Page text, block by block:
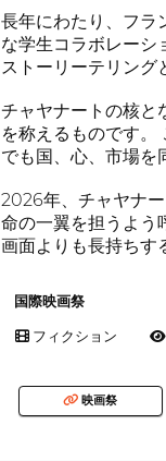
長年にわたり、フラ
な学生コラボレーシ
ストーリーテリング
チャヤナートの核と
を称えるものです。
でも国、心、市場を
2026年、チャヤナ
命の一翼を担うよう
画面よりも長持ちす
国際映画祭
フィクション
映画祭